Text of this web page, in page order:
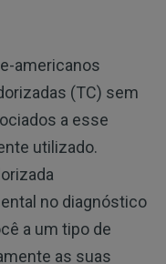
americanos
(TC) sem
a esse
utilizado.
no diagnóstico
a um tipo de
as suas